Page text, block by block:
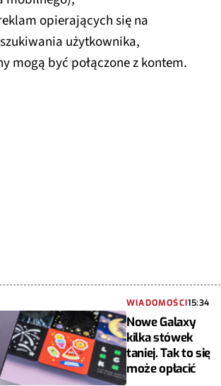
opierających się na
użytkownika,
mogą być połączone z kontem.
WIADOMOŚCI15:34
Nowe Galaxy
kilka stówek
taniej. Tak to się
może opłacić